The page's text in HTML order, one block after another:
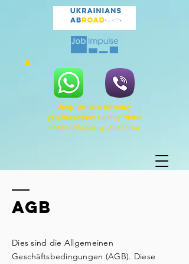
Звертайтеся на нашу
україномовну гарячу лінію
через WhatsApp або Viber
AGB
Dies sind die Allgemeinen
Geschäftsbedingungen (AGB). Diese